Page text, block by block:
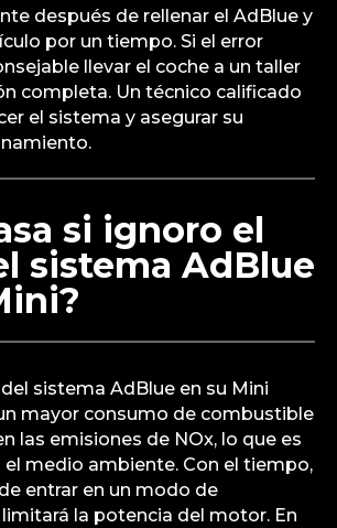
después de rellenar el AdBlue y
por un tiempo. Si el error
llevar el coche a un taller
completa. Un técnico calificado
el sistema y asegurar su
si ignoro el
sistema AdBlue
sistema AdBlue en su Mini
mayor consumo de combustible
las emisiones de NOx, lo que es
el medio ambiente. Con el tiempo,
entrar en un modo de
la potencia del motor. En